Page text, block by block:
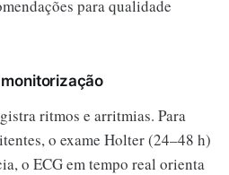
para qualidade
ritmos e arritmias. Para
o exame Holter (24–48 h)
o ECG em tempo real orienta